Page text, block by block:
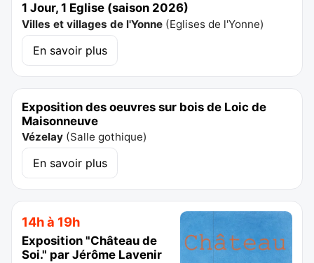
1 Jour, 1 Eglise (saison 2026)
Villes et villages de l'Yonne (Eglises de l'Yonne)
En savoir plus
Exposition des oeuvres sur bois de Loic de
Maisonneuve
Vézelay (Salle gothique)
En savoir plus
14h à 19h
Exposition "Château de
Soi." par Jérôme Lavenir